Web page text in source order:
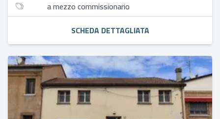
a mezzo commissionario
SCHEDA DETTAGLIATA